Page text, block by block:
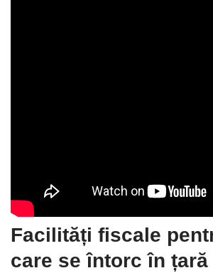
Facilități fiscale
care se întorc în țară